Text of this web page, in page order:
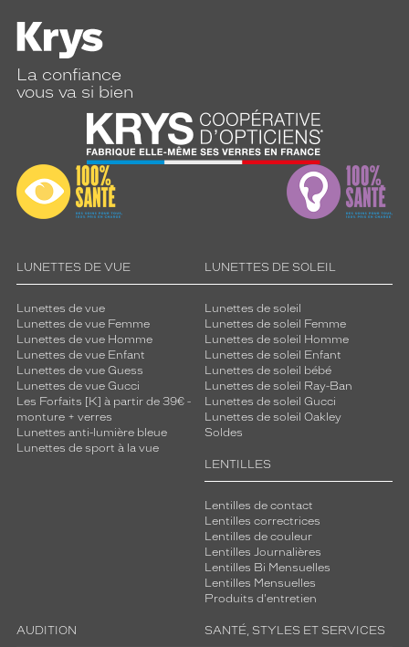
La confiance
vous va si bien
LUNETTES DE VUE
Lunettes de vue
Lunettes de vue Femme
Lunettes de vue Homme
Lunettes de vue Enfant
Lunettes de vue Guess
Lunettes de vue Gucci
Les Forfaits [K] à partir de 39€ -
monture + verres
Lunettes anti-lumière bleue
Lunettes de sport à la vue
LUNETTES DE SOLEIL
Lunettes de soleil
Lunettes de soleil Femme
Lunettes de soleil Homme
Lunettes de soleil Enfant
Lunettes de soleil bébé
Lunettes de soleil Ray-Ban
Lunettes de soleil Gucci
Lunettes de soleil Oakley
Soldes
LENTILLES
Lentilles de contact
Lentilles correctrices
Lentilles de couleur
Lentilles Journalières
Lentilles Bi Mensuelles
Lentilles Mensuelles
Produits d'entretien
AUDITION SANTÉ, STYLES ET SERVICES